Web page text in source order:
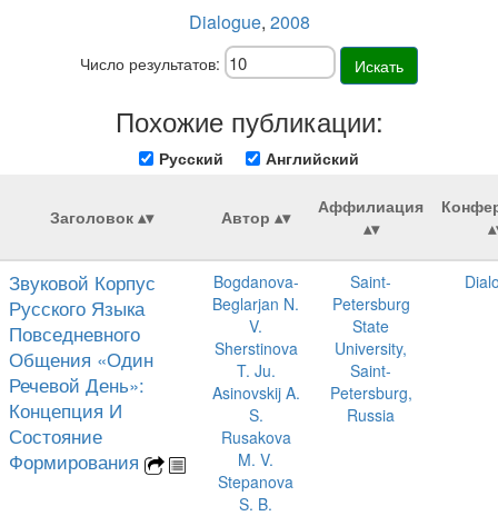
Dialogue, 2008
Число результатов: Искать
Похожие публикации:
Русский Английский
Заголовок Автор Аффилиация
Звуковой Корпус
Русского Языка
Повседневного
Общения «Один
Речевой День»:
Концепция И
Состояние
Формирования
Bogdanova-
Beglarjan N.
V.
Sherstinova
T. Ju.
Asinovskij A.
S.
Rusakova
M. V.
Stepanova
S. B.
Saint-
Petersburg
State
University,
Saint-
Petersburg,
Russia